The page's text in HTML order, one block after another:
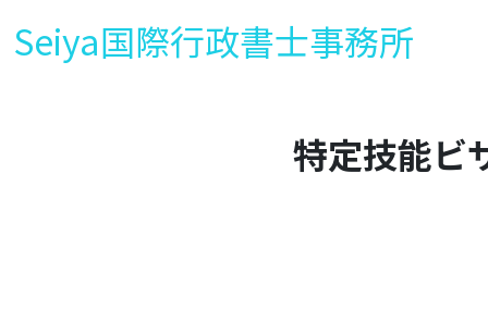
Seiya国際行政書士事務所
特定技能ビ